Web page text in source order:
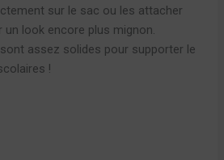
sur le sac ou les attacher
look encore plus mignon.
assez solides pour supporter le
!